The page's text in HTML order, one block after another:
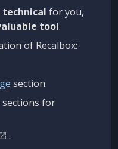
for you,
tool.
of Recalbox:
section.
sections for
.